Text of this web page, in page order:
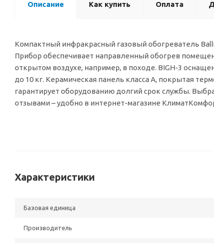
Описание Как купить Оплата
Компактный инфракрасный газовый обогреватель
Прибор обеспечивает направленный обогрев
открытом воздухе, например, в походе. BIGH-3
до 10 кг. Керамическая панель класса А, покрытая
гарантирует оборудованию долгий срок службы.
отзывами – удобно в интернет-магазине
Характеристики
Базовая единица
Производитель